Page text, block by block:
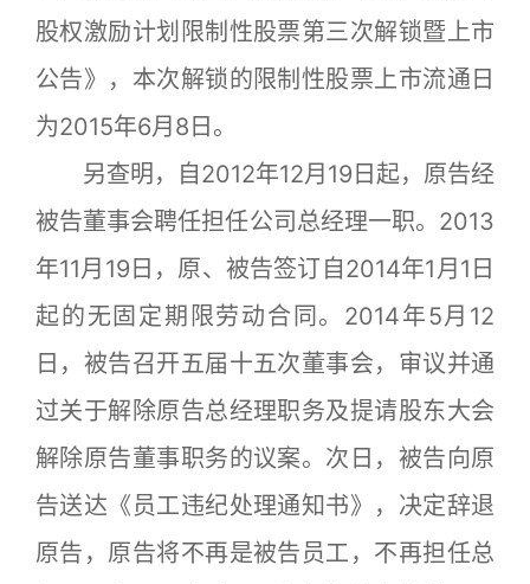
股权激励计划限制性股票第三次解锁暨上市
公告》，本次解锁的限制性股票上市流通日
为2015年6月8日。
另查明，自2012年12月19日起，原告经
被告董事会聘任担任公司总经理一职。2013
年11月19日，原、被告签订自2014年1月1日
起的无固定期限劳动合同。2014年5月12
日，被告召开五届十五次董事会，审议并通
过关于解除原告总经理职务及提请股东大会
解除原告董事职务的议案。次日，被告向原
告送达《员工违纪处理通知书》，决定辞退
原告，原告将不再是被告员工，不再担任总